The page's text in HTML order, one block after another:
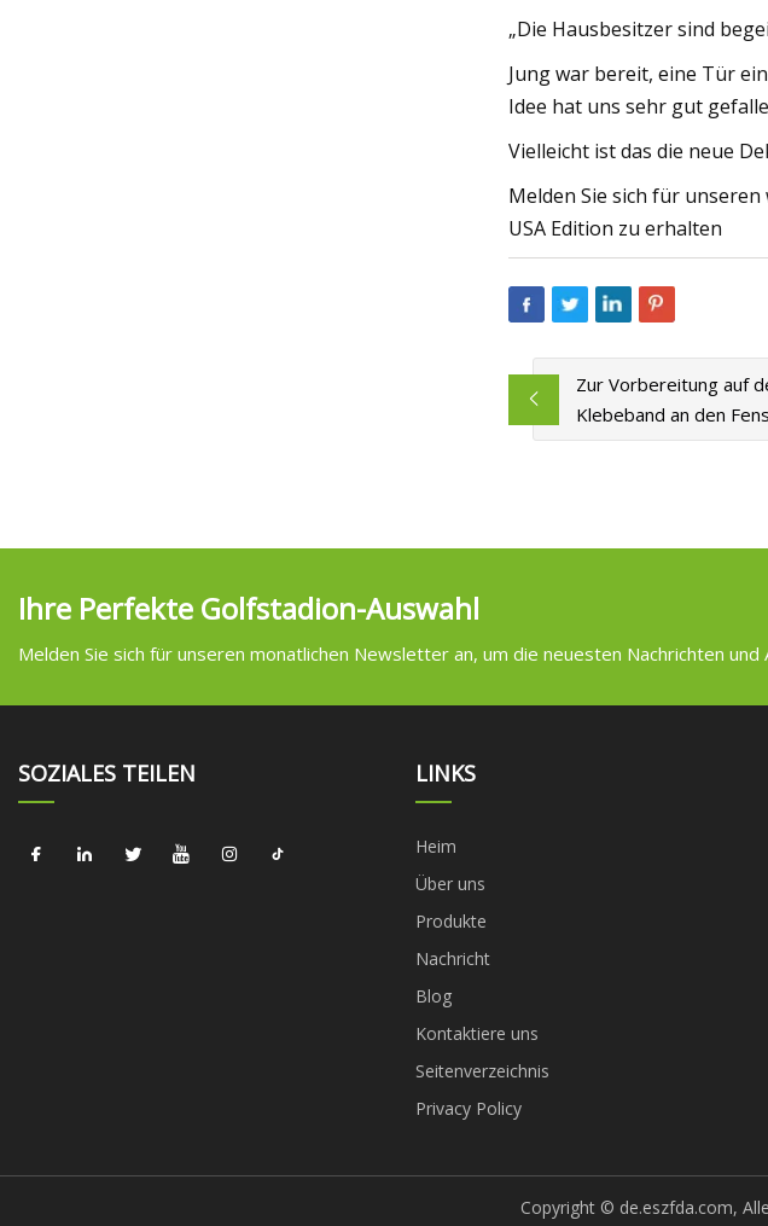
„Die Hausbesitzer sind
Jung war bereit, eine Tür
Idee hat uns sehr gut
Vielleicht ist das die neue
Melden Sie sich für
USA Edition zu erhalten
Zur Vorbereitung auf
Klebeband an den
Ihre Perfekte Golfstadion-Auswahl
Melden Sie sich für unseren monatlichen Newsletter an, um die neuesten Nachrichten und
SOZIALES TEILEN LINKS
Heim
Über uns
Produkte
Nachricht
Blog
Kontaktiere uns
Seitenverzeichnis
Privacy Policy
Copyright © de.eszfda.com,